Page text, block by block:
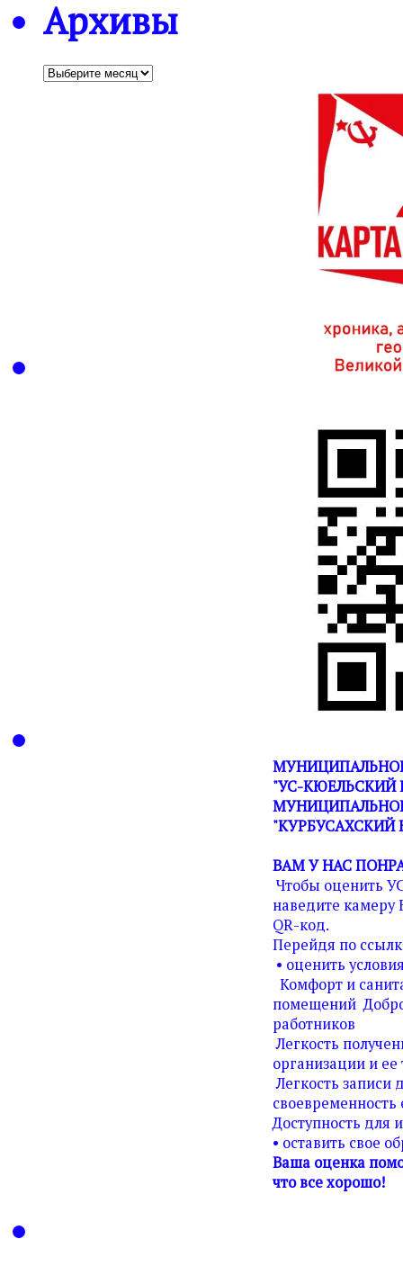
Архивы
Архивы
"УС-КЮЕЛЬСКИЙ
"КУРБУСАХСКИЙ
ВАМ У НАС
Чтобы оценить
наведите камеру
QR-код.
Перейдя по
• оценить
Комфорт и
помещений
работников
Легкость
организации и ее
Легкость записи
своевременность
Доступность для
• оставить свое
Ваша оценка
что все хорошо!